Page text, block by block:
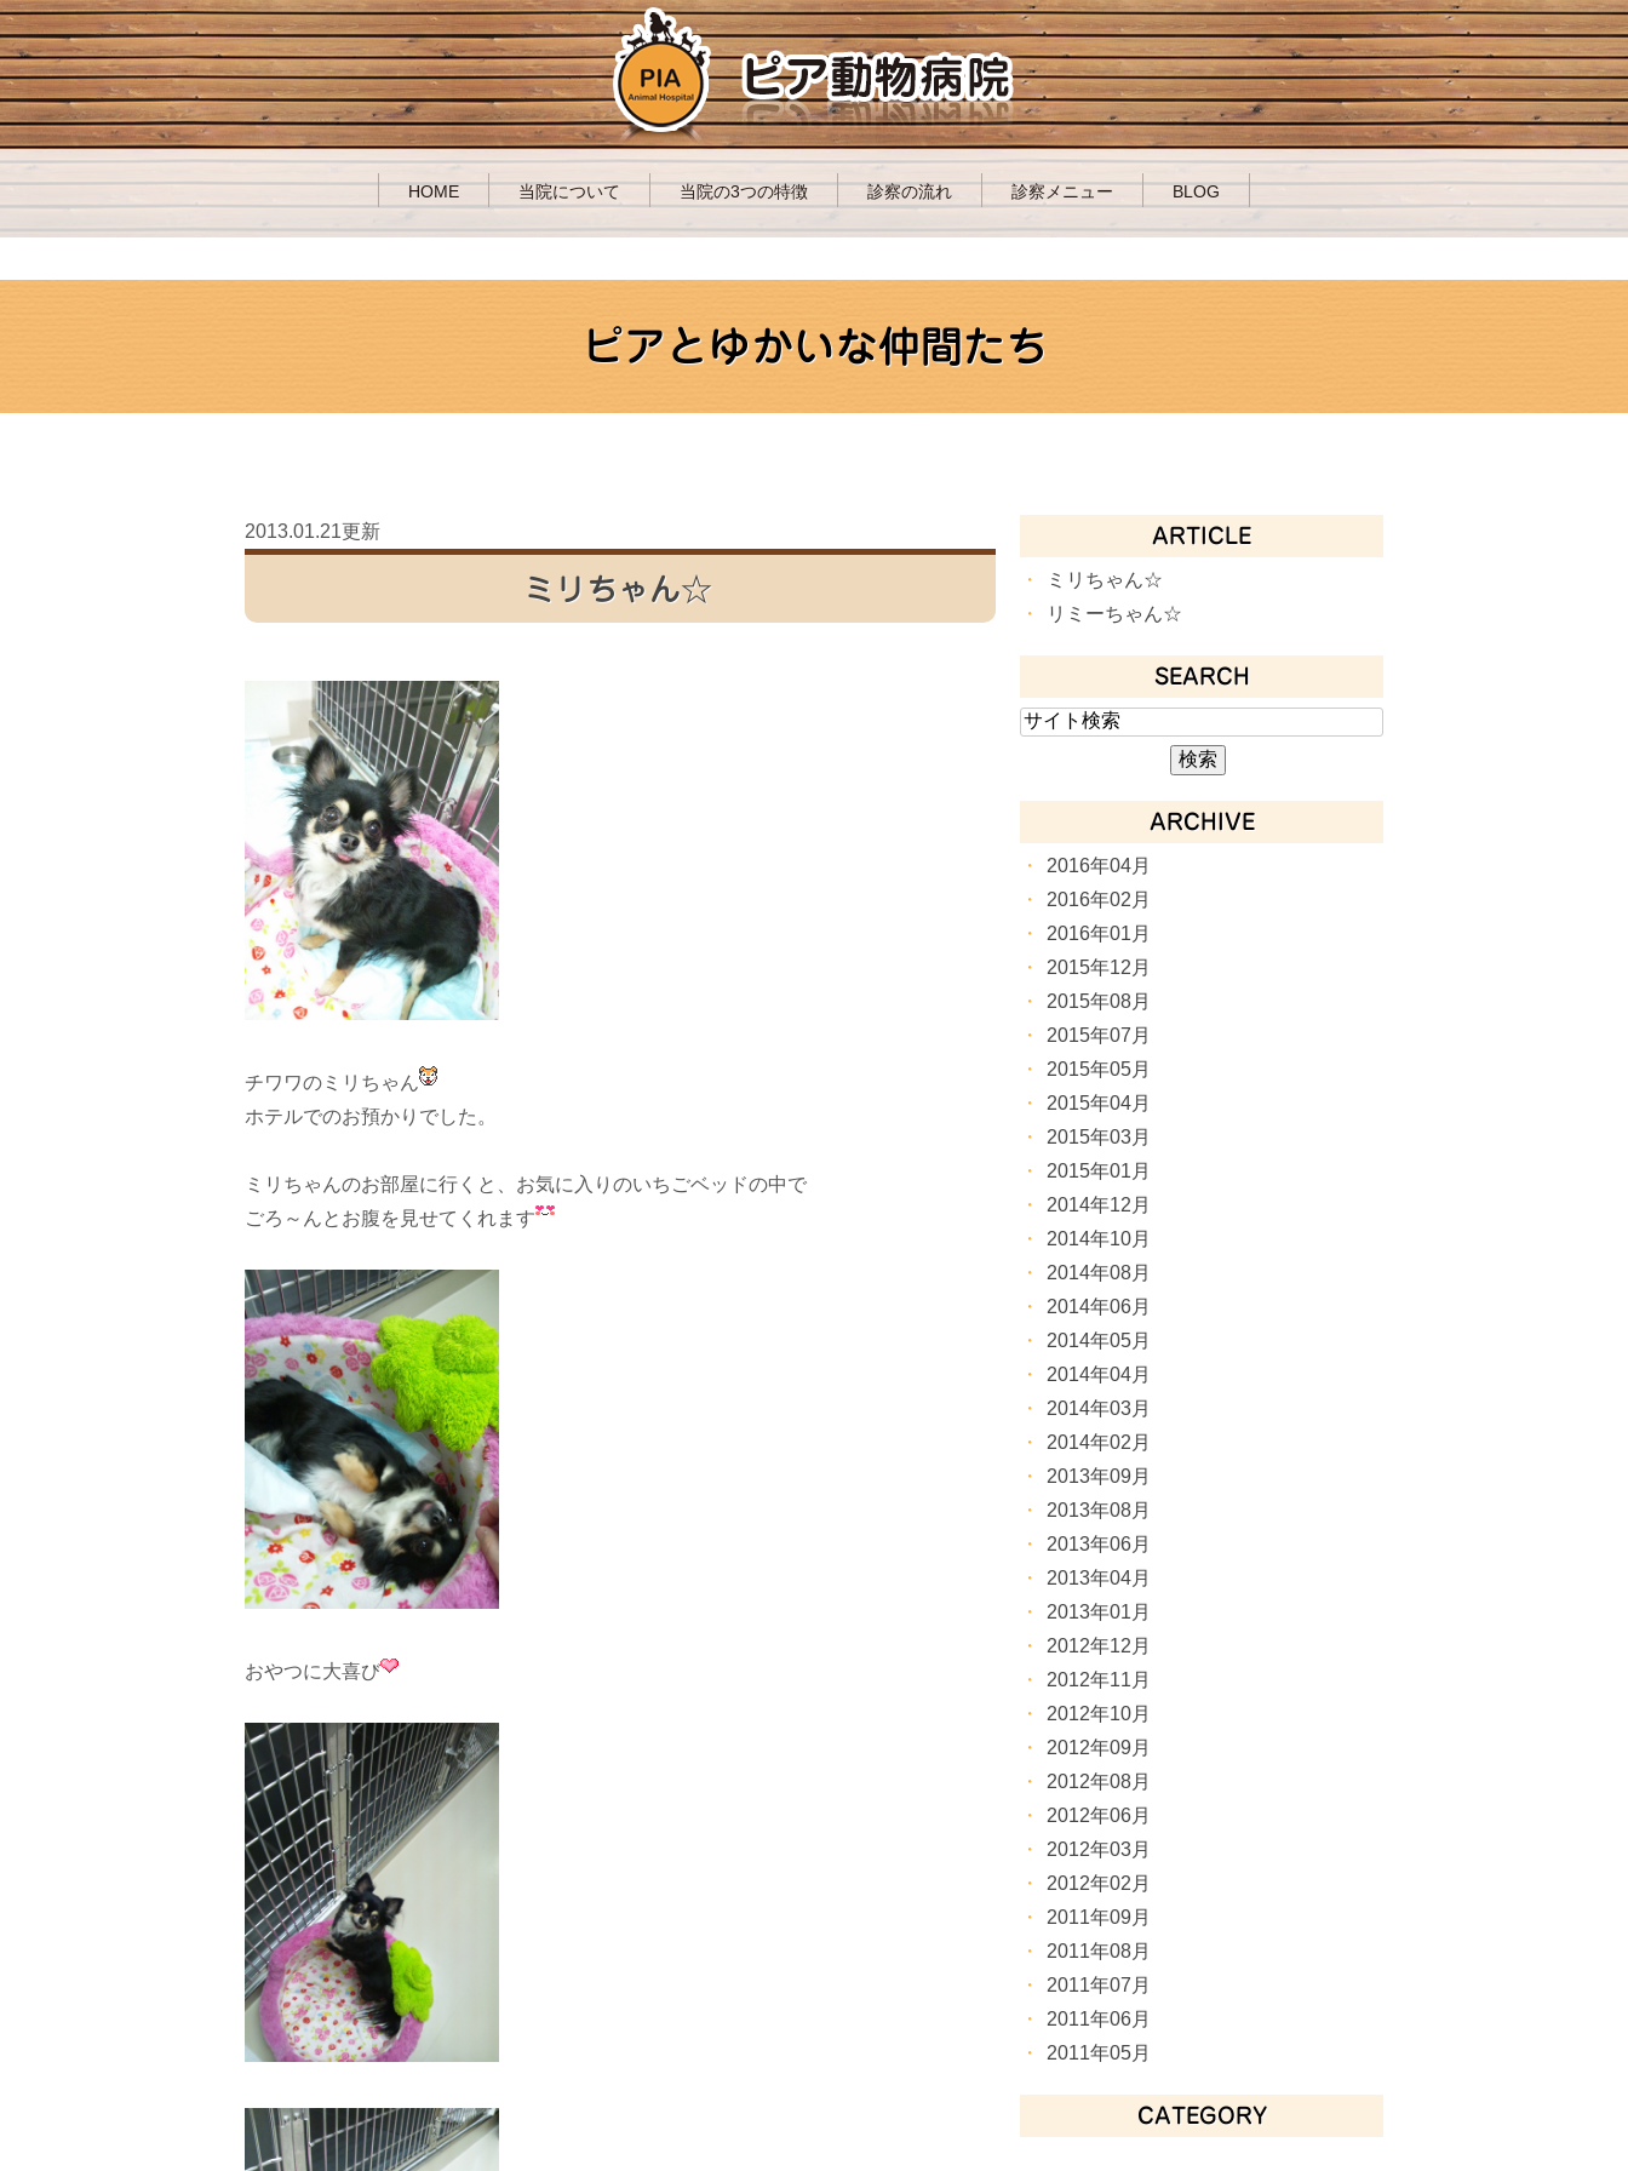
HOME 当院について 当院の3つの特徴 診察の流れ 診察メニュー BLOG
ピアとゆかいな仲間たち
2013.01.21更新
ミリちゃん☆
チワワのミリちゃん
ホテルでのお預かりでした。
ミリちゃんのお部屋に行くと、お気に入りのいちごベッドの中で
ごろ～んとお腹を見せてくれます
おやつに大喜び
ARTICLE
ミリちゃん☆
リミーちゃん☆
SEARCH
ARCHIVE
2016年04月
2016年02月
2016年01月
2015年12月
2015年08月
2015年07月
2015年05月
2015年04月
2015年03月
2015年01月
2014年12月
2014年10月
2014年08月
2014年06月
2014年05月
2014年04月
2014年03月
2014年02月
2013年09月
2013年08月
2013年06月
2013年04月
2013年01月
2012年12月
2012年11月
2012年10月
2012年09月
2012年08月
2012年06月
2012年03月
2012年02月
2011年09月
2011年08月
2011年07月
2011年06月
2011年05月
CATEGORY